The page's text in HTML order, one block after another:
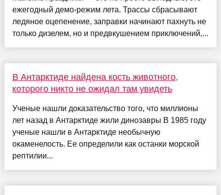
ежегодный демо-режим лета. Трассы сбрасывают
ледяное оцепенение, заправки начинают пахнуть не
только дизелем, но и предвкушением приключений,...
В Антарктиде найдена кость животного,
которого никто не ожидал там увидеть
Ученые нашли доказательство того, что миллионы
лет назад в Антарктиде жили динозавры В 1985 году
ученые нашли в Антарктиде необычную
окаменелость. Ее определили как останки морской
рептилии...